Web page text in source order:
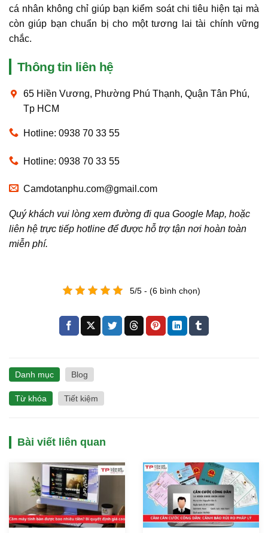
cá nhân không chỉ giúp bạn kiểm soát chi tiêu hiện tại mà
còn giúp bạn chuẩn bị cho một tương lai tài chính vững
chắc.
Thông tin liên hệ
65 Hiền Vương, Phường Phú Thạnh, Quận Tân Phú,
Tp HCM
Hotline: 0938 70 33 55
Hotline: 0938 70 33 55
Camdotanphu.com@gmail.com
Quý khách vui lòng xem đường đi qua Google Map, hoặc
liên hệ trực tiếp hotline để được hỗ trợ tận nơi hoàn toàn
miễn phí.
5/5 - (6 bình chọn)
Danh mục Blog
Từ khóa Tiết kiệm
Bài viết liên quan